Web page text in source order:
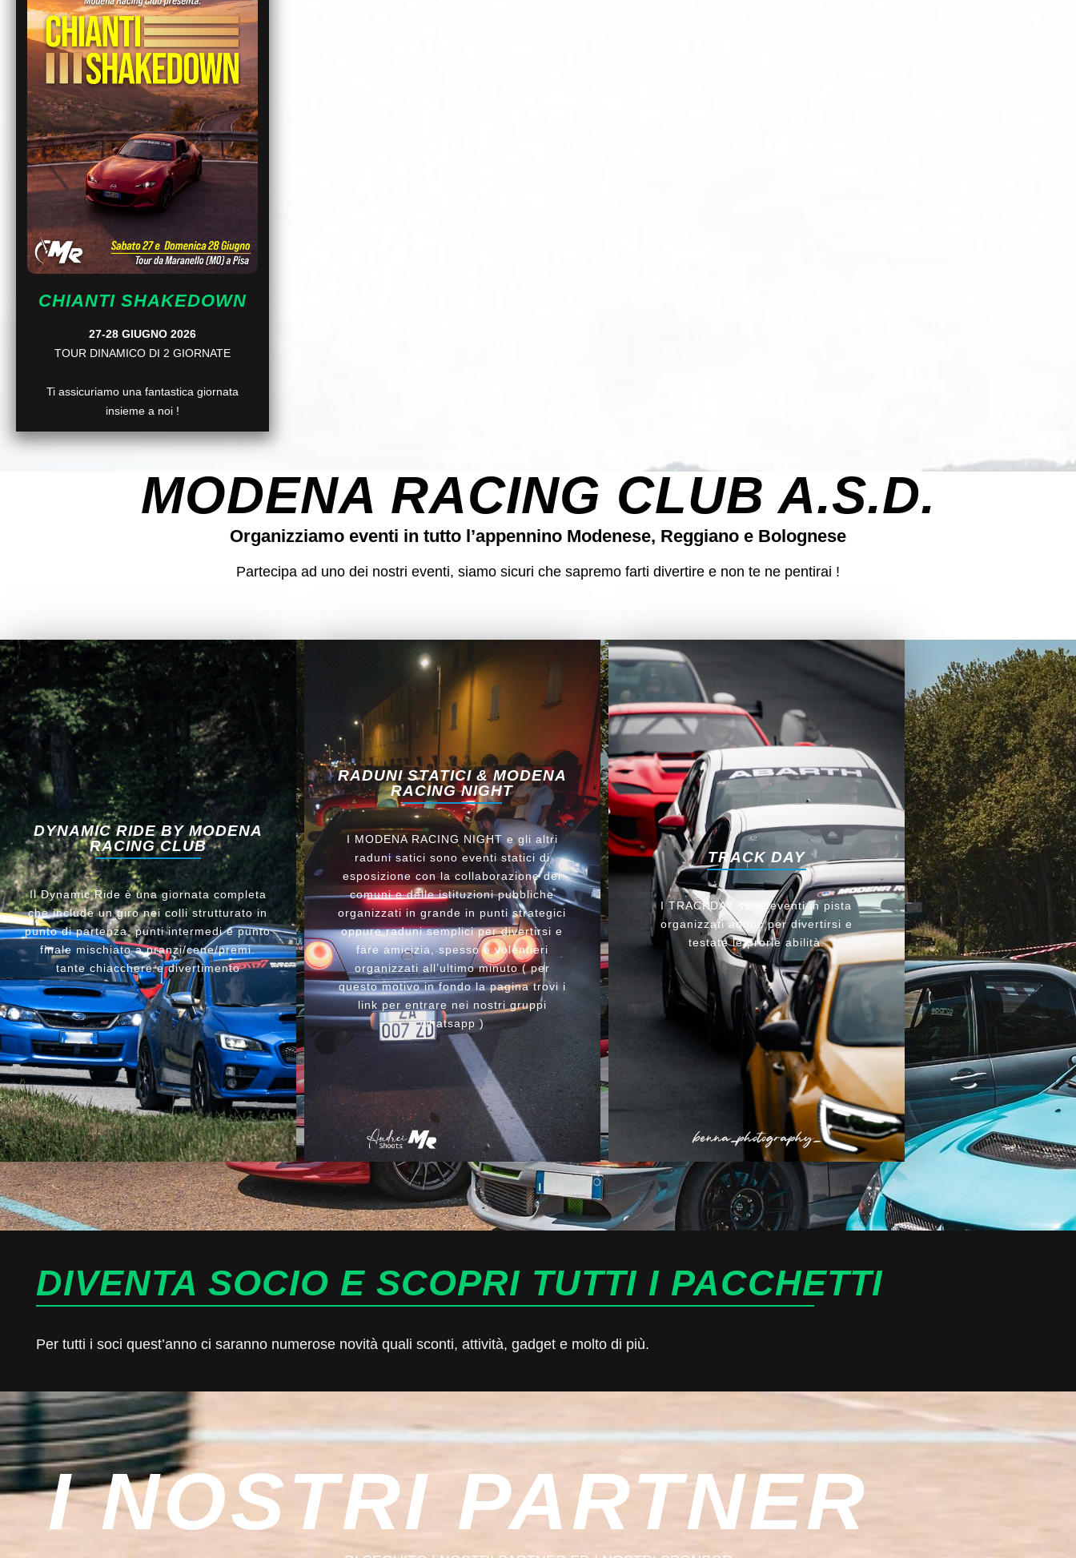
CHIANTI SHAKEDOWN
27-28 GIUGNO 2026
TOUR DINAMICO DI 2 GIORNATE
Ti assicuriamo una fantastica giornata
insieme a noi !
MODENA RACING CLUB A.S.D.
Organizziamo eventi in tutto l’appennino Modenese, Reggiano e Bolognese
Partecipa ad uno dei nostri eventi, siamo sicuri che sapremo farti divertire e non te ne pentirai !
DYNAMIC RIDE BY MODENA
RACING CLUB
Il Dynamic Ride è una giornata completa
che include un giro nei colli strutturato in
punto di partenza, punti intermedi e punto
finale mischiato a pranzi/cene/premi.
tante chiacchere e divertimento
RADUNI STATICI & MODENA
RACING NIGHT
I MODENA RACING NIGHT e gli altri
raduni satici sono eventi statici di
esposizione con la collaborazione dei
comuni e delle istituzioni pubbliche
organizzati in grande in punti strategici
oppure raduni semplici per divertirsi e
fare amicizia, spesso e volentieri
organizzati all’ultimo minuto ( per
questo motivo in fondo la pagina trovi i
link per entrare nei nostri gruppi
whatsapp )
TRACK DAY
I TRACKDAY sono eventi in pista
organizzati adhoc per divertirsi e
testate le prorie abilità.
DIVENTA SOCIO E SCOPRI TUTTI I PACCHETTI
Per tutti i soci quest’anno ci saranno numerose novità quali sconti, attività, gadget e molto di più.
I NOSTRI PARTNER